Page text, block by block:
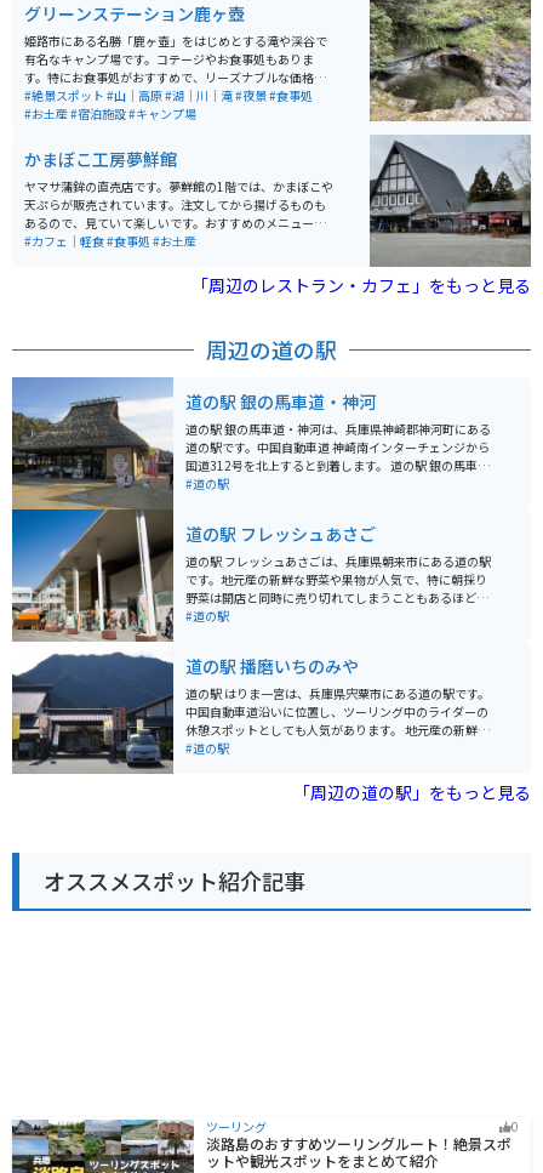
工房で作られたプリンが人気でソフトクリームも美味し
いです。
グリーンステーション鹿ヶ壺
姫路市にある名勝「鹿ヶ壺」をはじめとする滝や渓谷で
有名なキャンプ場です。コテージやお食事処もありま
す。特にお食事処がおすすめで、リーズナブルな価格で
定食が楽しめます。夏はゆるやかな滝で川遊びができる
ため、家族連れにもおすすめです。
#絶景スポット #山｜高原#湖｜川｜滝#夜景#食事処
#お土産#宿泊施設#キャンプ場
かまぼこ工房夢鮮館
ヤマサ蒲鉾の直売店です。夢鮮館の1階では、かまぼこや
天ぷらが販売されています。注文してから揚げるものも
あるので、見ていて楽しいです。おすすめのメニューは
城下町ドッグ（チーカマドッグ）です。また、2階には休
おすすめは外のベンチです。近くに花畑があるので、眺
めながら食べると気持ちが良いです。
#カフェ｜軽食#食事処 #お土産
「周辺のレストラン・カフェ」をもっと見る
周辺の道の駅
道の駅 銀の馬車道・神河
道の駅 銀の馬車道・神河は、兵庫県神崎郡神河町にある
道の駅です。中国自動車道 神崎南インターチェンジから
国道312号を北上すると到着します。 道の駅 銀の馬車
道・神河は、その名の通り、かつて銀を運搬する馬車が
使った料理や、特産品を購入することができます。ま
た、観光案内所では、周辺の観光スポットの情報を入手
することができます。 バイクで訪れる場合、道の駅には
広い駐車場が完備されているので安心です。周辺には、
播磨高原東部の山々が連なり、四季折々の美しい景色を
は、峰山高原や砥峰高原といった、雄大な自然が広がる
観光スポットもあります。 神河町は、名水百選にも選ば
れた「千ヶ峰の銘水」が湧き出る町として知られていま
す。道の駅では、この名水を汲むこともできるので、ぜ
ひお土産にどうぞ。また、地元産の新鮮な野菜や果物も
販売されており、地元の味覚を楽しむことができます。
ドライブやツーリングの休憩場所として最適なだけでな
#道の駅
道の駅 フレッシュあさご
道の駅 フレッシュあさごは、兵庫県朝来市にある道の駅
です。地元産の新鮮な野菜や果物が人気で、特に朝採り
野菜は開店と同時に売り切れてしまうこともあるほどで
す。 レストランでは、地元産の食材を使った料理が楽し
駐車場が完備されているので安心です。また、周辺には
竹田城跡などの観光スポットも点在しており、ツーリン
グの拠点としても最適です。 道の駅 フレッシュあさご
は、地元の美味しいものを堪能できるのはもちろんのこ
と、周辺の観光も楽しめるスポットです。
#道の駅
道の駅 播磨いちのみや
道の駅 はりま一宮は、兵庫県宍粟市にある道の駅です。
中国自動車道沿いに位置し、ツーリング中のライダーの
休憩スポットとしても人気があります。 地元産の新鮮な
野菜や果物が販売されている直売所があり、特産の「播
ンでは、地元産の食材をふんだんに使った料理を楽しむ
ことができます。中でも、宍粟牛を使った料理は絶品で
には、日本の滝百選にも選ばれた「原不動滝」がありま
す。落差約100mの雄大な滝は一見の価値があります。ま
た、車で約20分の場所には、豊かな自然に囲まれた「フ
#道の駅
「周辺の道の駅」をもっと見る
オススメスポット紹介記事
ツーリング 0
淡路島のおすすめツーリングルート！絶景スポ
ットや観光スポットをまとめて紹介